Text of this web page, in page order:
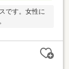
です。女性に